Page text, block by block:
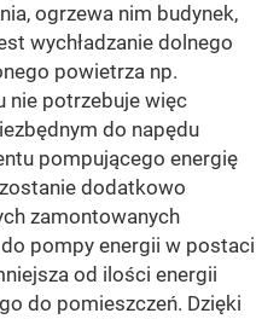
ogrzewa nim budynek,
wychładzanie dolnego
powietrza np.
nie potrzebuje więc
do napędu
pompującego energię
dodatkowo
zamontowanych
pompy energii w postaci
od ilości energii
do pomieszczeń. Dzięki